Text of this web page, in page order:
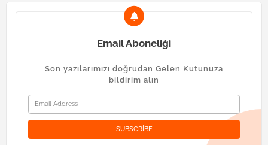
Email Aboneliği
Son yazılarımızı doğrudan Gelen Kutunuza
bildirim alın